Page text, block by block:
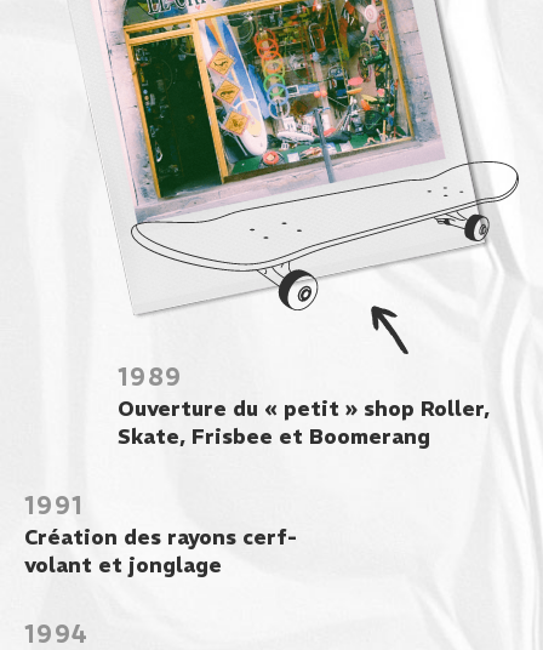
1989
Ouverture du « petit » shop Roller,
Skate, Frisbee et Boomerang
1991
Création des rayons cerf-
volant et jonglage
1994